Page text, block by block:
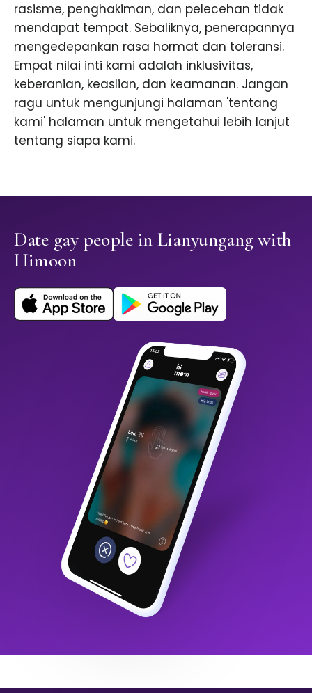
rasisme, penghakiman, dan pelecehan tidak
mendapat tempat. Sebaliknya, penerapannya
mengedepankan rasa hormat dan toleransi.
Empat nilai inti kami adalah inklusivitas,
keberanian, keaslian, dan keamanan. Jangan
ragu untuk mengunjungi halaman 'tentang
kami' halaman untuk mengetahui lebih lanjut
tentang siapa kami.
Date gay people in Lianyungang with
Himoon